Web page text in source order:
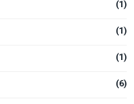
(1)
(1)
(1)
(6)